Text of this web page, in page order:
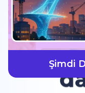
Şimdi